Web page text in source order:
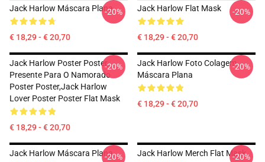
Jack Harlow Máscara Plana
€ 18,29 - € 20,70
-20% Jack Harlow Flat Mask
€ 18,29 - € 20,70
-20%
Jack Harlow Poster Poster,
Presente Para O Namorado
Poster Poster,Jack Harlow
Lover Poster Poster Flat Mask
€ 18,29 - € 20,70
-20%
Jack Harlow Foto Colagem
Máscara Plana
€ 18,29 - € 20,70
-20%
Jack Harlow Máscara Plana-20% Jack Harlow Merch Flat Mask
-20%